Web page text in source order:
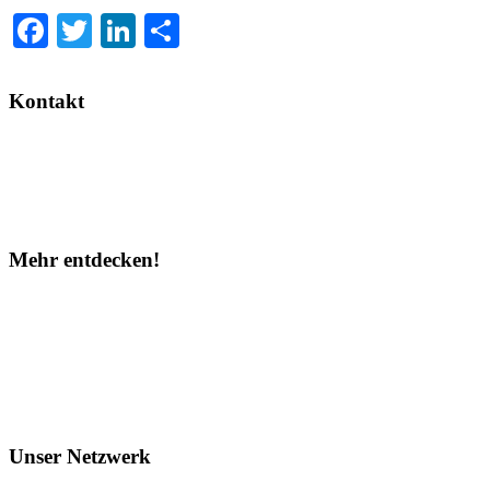
Facebook
TwitterLinkedIn
Kontakt
Mehr entdecken!
Unser Netzwerk